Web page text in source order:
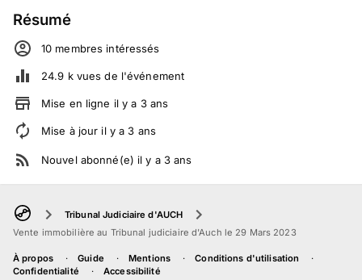
Résumé
10 membres intéressés
24.9 kvues de l'événement
Mise en ligne il y a 3 ans
Mise à jour il y a 3 ans
Nouvel abonné(e) il y a 3 ans
Tribunal Judiciaire d'AUCH
Vente immobilière au Tribunal judiciaire d'Auch le 29 Mars 2023
À propos Guide Mentions
Conditions d'utilisation
Confidentialité
Accessibilité